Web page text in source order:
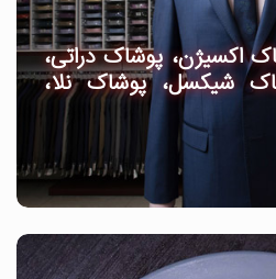
اکسیژن، پوشاک دراتی،
شیکسل، پوشاک نلا،